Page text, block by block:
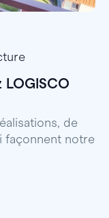
de
façonnent notre